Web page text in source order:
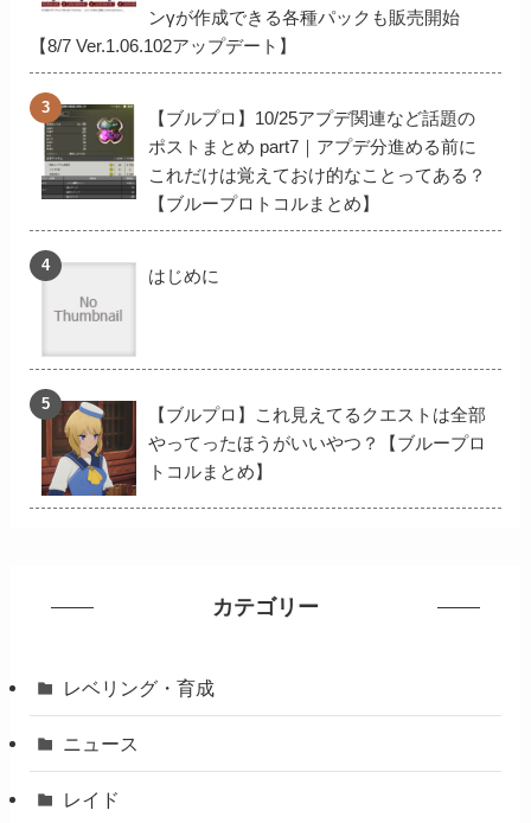
ンγが作成できる各種パックも販売開始
【8/7 Ver.1.06.102アップデート】
【ブルプロ】10/25アプデ関連など話題の
ポストまとめ part7｜アプデ分進める前に
これだけは覚えておけ的なことってある？
【ブループロトコルまとめ】
はじめに
【ブルプロ】これ見えてるクエストは全部
やってったほうがいいやつ？【ブループロ
トコルまとめ】
カテゴリー
レベリング・育成
ニュース
レイド